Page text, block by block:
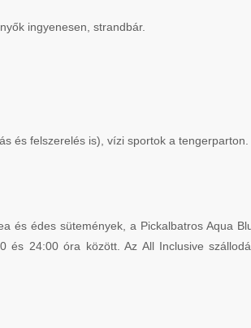
ingyenesen, strandbár.
és felszerelés is), vízi sportok a tengerparton.
és édes sütemények, a Pickalbatros Aqua
és 24:00 óra között. Az All Inclusive